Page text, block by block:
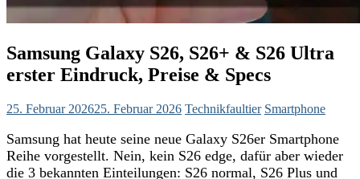
Samsung Galaxy S26, S26+ & S26 Ultra
erster Eindruck, Preise & Specs
25. Februar 202625. Februar 2026 Technikfaultier Smartphone
Samsung hat heute seine neue Galaxy S26er Smartphone
Reihe vorgestellt. Nein, kein S26 edge, dafür aber wieder
die 3 bekannten Einteilungen: S26 normal, S26 Plus und